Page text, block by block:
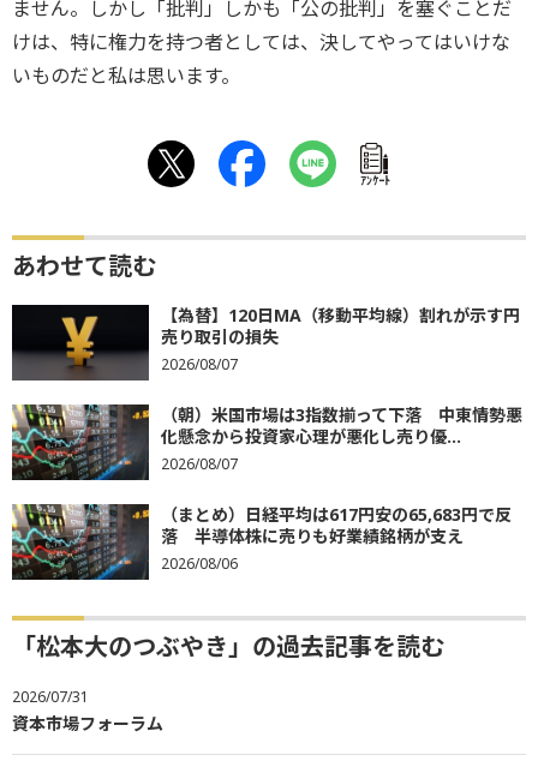
ません。しかし「批判」しかも「公の批判」を塞ぐことだ
けは、特に権力を持つ者としては、決してやってはいけな
いものだと私は思います。
ｱﾝｹｰﾄ
あわせて読む
【為替】120日MA（移動平均線）割れが示す円
売り取引の損失
2026/08/07
（朝）米国市場は3指数揃って下落 中東情勢悪
化懸念から投資家心理が悪化し売り優...
2026/08/07
（まとめ）日経平均は617円安の65,683円で反
落 半導体株に売りも好業績銘柄が支え
2026/08/06
「松本大のつぶやき」の過去記事を読む
2026/07/31
資本市場フォーラム